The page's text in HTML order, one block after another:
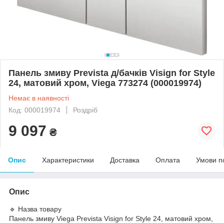
Панель змиву Prevista д/бачків Visign for Style
24, матовий хром, Viega 773274 (000019974)
Немає в наявності
Код: 000019974
Роздріб
9 097 ₴
Опис Характеристики Доставка Оплата Умови
Опис
🔹 Назва товару
Панель змиву Viega Prevista Visign for Style 24, матовий хром,